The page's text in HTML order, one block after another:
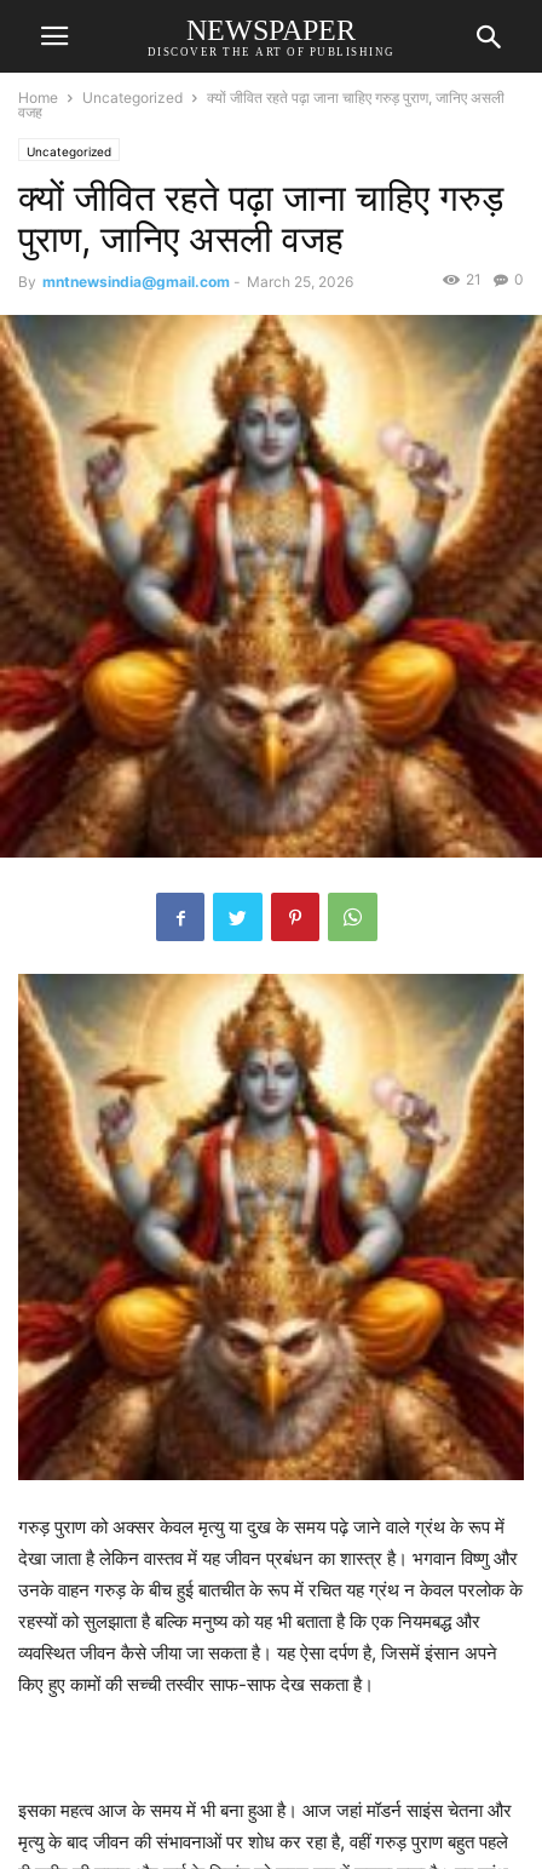
NEWSPAPER
DISCOVER THE ART OF PUBLISHING
Home Uncategorized
क्यों जीवित रहते पढ़ा जाना चाहिए गरुड़ पुराण, जानिए असली
वजह
Uncategorized
क्यों जीवित रहते पढ़ा जाना चाहिए गरुड़
पुराण, जानिए असली वजह
By mntnewsindia@gmail.com - March 25, 2026 0
21
गरुड़ पुराण को अक्सर केवल मृत्यु या दुख के समय पढ़े जाने वाले ग्रंथ के रूप में
देखा जाता है लेकिन वास्तव में यह जीवन प्रबंधन का शास्त्र है। भगवान विष्णु और
उनके वाहन गरुड़ के बीच हुई बातचीत के रूप में रचित यह ग्रंथ न केवल परलोक के
रहस्यों को सुलझाता है बल्कि मनुष्य को यह भी बताता है कि एक नियमबद्ध और
व्यवस्थित जीवन कैसे जीया जा सकता है। यह ऐसा दर्पण है, जिसमें इंसान अपने
किए हुए कामों की सच्ची तस्वीर साफ-साफ देख सकता है।
इसका महत्व आज के समय में भी बना हुआ है। आज जहां मॉडर्न साइंस चेतना और
मृत्यु के बाद जीवन की संभावनाओं पर शोध कर रहा है, वहीं गरुड़ पुराण बहुत पहले